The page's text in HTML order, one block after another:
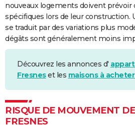
nouveaux logements doivent
spécifiques lors de leur construction.
se traduit par des variations plus
dégâts sont généralement moins
Découvrez les annonces d'
Fresneset les maisons à
RISQUE DE MOUVEMENT
FRESNES